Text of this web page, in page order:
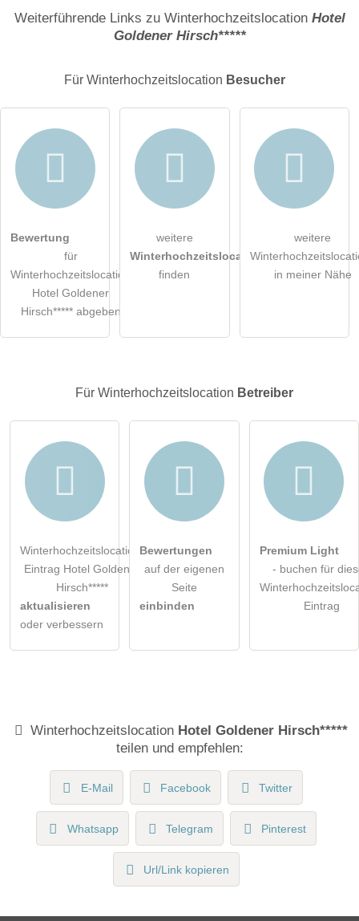
E-Mail-Adresse (wird nicht veröffentlicht)
Die Datenschutzerklärung habe ich zur Kenntnis genommen.
öffentliche Frage stellen
Hinweis:Bitte beachten Sie, öffentliche Fragen sindfür alle
Winterhochzeitslocation-Eintrag zu stellen .
Weiterführende Links zu Winterhochzeitslocation Hotel
Goldener Hirsch*****
Für Winterhochzeitslocation Besucher
Bewertung
für
Winterhochzeitslocation
Hotel Goldener
Hirsch***** abgeben
weitere
Winterhochzeitslocations
finden
weitere
in meiner Nähe
Für Winterhochzeitslocation Betreiber
Winterhochzeitslocation-
Eintrag Hotel Goldener
Hirsch*****
aktualisieren
oder verbessern
Bewertungen
auf der eigenen
Seite
einbinden
Premium Light
- buchen für
Eintrag
Winterhochzeitslocation Hotel Goldener Hirsch*****
teilen und empfehlen:
E-Mail Facebook Twitter
Whatsapp Telegram Pinterest
Url/Link kopieren